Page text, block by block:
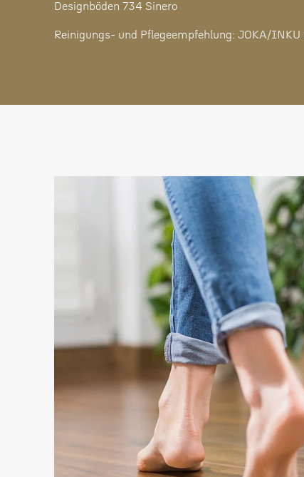
Designböden 734 Sinero
Reinigungs- und Pflegeempfehlung: JOKA/INKU